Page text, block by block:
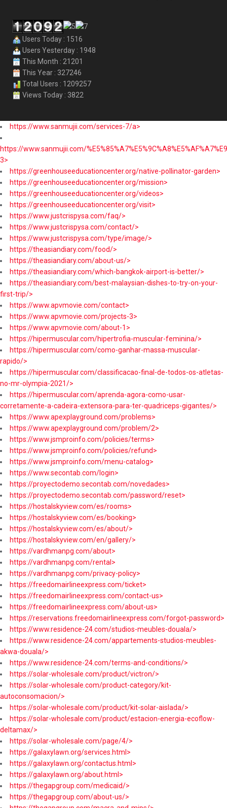
Users Today : 1516
Users Yesterday : 1948
This Month : 21201
This Year : 327246
Total Users : 1209257
Views Today : 3822
https://www.sanmujii.com/services-7/a>
https://www.sanmujii.com/
3>
https://greenhouseeducationcenter.org/native-pollinator-garden>
https://greenhouseeducationcenter.org/mission>
https://greenhouseeducationcenter.org/videos>
https://greenhouseeducationcenter.org/visit>
https://www.justcrispysa.com/faq/>
https://www.justcrispysa.com/contact/>
https://www.justcrispysa.com/type/image/>
https://theasiandiary.com/food/>
https://theasiandiary.com/about-us/>
https://theasiandiary.com/which-bangkok-airport-is-better/>
https://theasiandiary.com/best-malaysian-dishes-to-try-on-your-
first-trip/>
https://www.apvmovie.com/contact>
https://www.apvmovie.com/projects-3>
https://www.apvmovie.com/about-1>
https://hipermuscular.com/hipertrofia-muscular-feminina/>
https://hipermuscular.com/como-ganhar-massa-muscular-
rapido/>
https://hipermuscular.com/classificacao-final-de-todos-os-atletas-
no-mr-olympia-2021/>
https://hipermuscular.com/aprenda-agora-como-usar-
corretamente-a-cadeira-extensora-para-ter-quadriceps-gigantes/>
https://www.apexplayground.com/problems>
https://www.apexplayground.com/problem/2>
https://www.jsmproinfo.com/policies/terms>
https://www.jsmproinfo.com/policies/refund>
https://www.jsmproinfo.com/menu-catalog>
https://www.secontab.com/login>
https://proyectodemo.secontab.com/novedades>
https://proyectodemo.secontab.com/password/reset>
https://hostalskyview.com/es/rooms>
https://hostalskyview.com/es/booking>
https://hostalskyview.com/es/about/>
https://hostalskyview.com/en/gallery/>
https://vardhmanpg.com/about>
https://vardhmanpg.com/rental>
https://vardhmanpg.com/privacy-policy>
https://freedomairlineexpress.com/ticket>
https://freedomairlineexpress.com/contact-us>
https://freedomairlineexpress.com/about-us>
https://reservations.freedomairlineexpress.com/forgot-password>
https://www.residence-24.com/studios-meubles-douala/>
https://www.residence-24.com/appartements-studios-meubles-
akwa-douala/>
https://www.residence-24.com/terms-and-conditions/>
https://solar-wholesale.com/product/victron/>
https://solar-wholesale.com/product-category/kit-
autoconsomacion/>
https://solar-wholesale.com/product/kit-solar-aislada/>
https://solar-wholesale.com/product/estacion-energia-ecoflow-
deltamax/>
https://solar-wholesale.com/page/4/>
https://galaxylawn.org/services.html>
https://galaxylawn.org/contactus.html>
https://galaxylawn.org/about.html>
https://thegapgroup.com/medicaid/>
https://thegapgroup.com/about-us/>